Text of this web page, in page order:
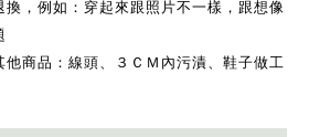
，例如：穿起來跟照片不一樣，跟想像
商品：線頭、３ＣＭ內污漬、鞋子做工